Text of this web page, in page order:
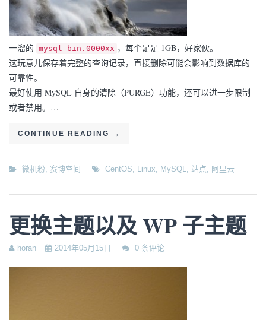
一溜的 mysql-bin.0000xx ，每个足足 1GB，好家伙。
这玩意儿保存着完整的查询记录，直接删除可能会影响到数据库的
可靠性。
最好使用 MySQL 自身的清除（PURGE）功能，还可以进一步限制
或者禁用。…
CONTINUE READING →
微机粉, 赛博空间 CentOS, Linux, MySQL, 站点, 阿里云
更换主题以及 WP 子主题
horan 2014年05月15日 0 条评论